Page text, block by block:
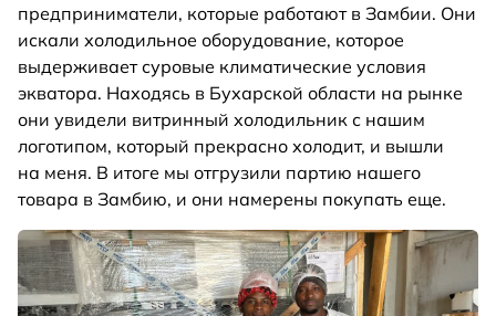
предприниматели, которые работают в Замбии. Они
искали холодильное оборудование, которое
выдерживает суровые климатические условия
экватора. Находясь в Бухарской области на рынке
они увидели витринный холодильник с нашим
логотипом, который прекрасно холодит, и вышли
на меня. В итоге мы отгрузили партию нашего
товара в Замбию, и они намерены покупать еще.